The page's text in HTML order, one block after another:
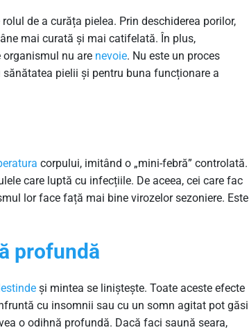
de a curăța pielea. Prin deschiderea porilor,
mai curată și mai catifelată. În plus,
nu are nevoie. Nu este un proces
pielii și pentru buna funcționare a
corpului, imitând o „mini-febră” controlată.
care luptă cu infecțiile. De aceea, cei care fac
lor face față mai bine virozelor sezoniere. Este
profundă
și mintea se liniștește. Toate aceste efecte
cu insomnii sau cu un somn agitat pot găsi
o odihnă profundă. Dacă faci saună seara,